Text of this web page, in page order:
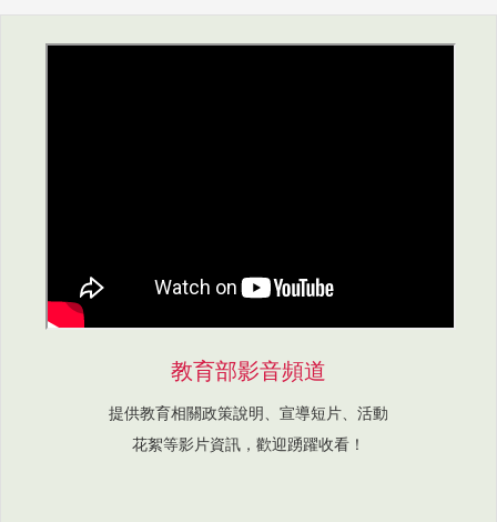
教育部影音頻道
提供教育相關政策說明、宣導短片、活動
花絮等影片資訊，歡迎踴躍收看！